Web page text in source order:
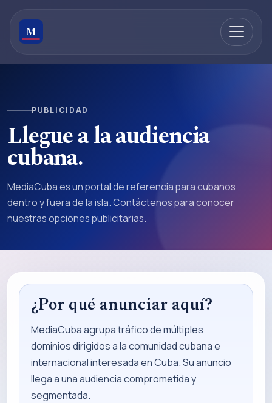
PUBLICIDAD
Llegue a la audiencia
cubana.
MediaCuba es un portal de referencia para cubanos
dentro y fuera de la isla. Contáctenos para conocer
nuestras opciones publicitarias.
¿Por qué anunciar aquí?
MediaCuba agrupa tráfico de múltiples
dominios dirigidos a la comunidad cubana e
internacional interesada en Cuba. Su anuncio
llega a una audiencia comprometida y
segmentada.